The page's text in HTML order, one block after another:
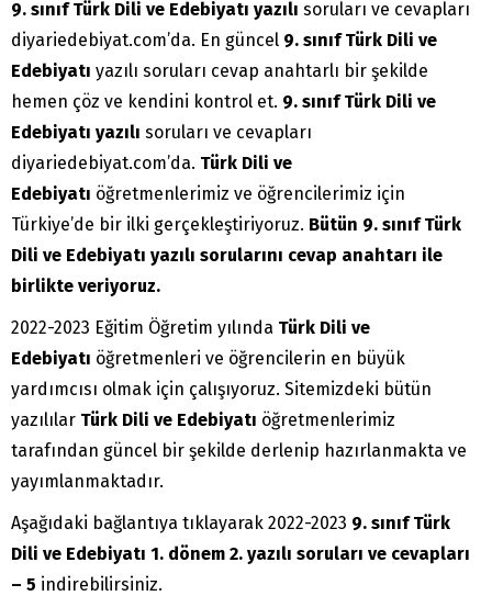
9. sınıf Türk Dili ve Edebiyatı yazılı soruları ve cevapları
diyariedebiyat.com’da. En güncel 9. sınıf Türk Dili ve
Edebiyatı yazılı soruları cevap anahtarlı bir şekilde
hemen çöz ve kendini kontrol et. 9. sınıf Türk Dili ve
Edebiyatı yazılı soruları ve cevapları
diyariedebiyat.com’da. Türk Dili ve
Edebiyatı öğretmenlerimiz ve öğrencilerimiz için
Türkiye’de bir ilki gerçekleştiriyoruz. Bütün 9. sınıf Türk
Dili ve Edebiyatı yazılı sorularını cevap anahtarı ile
birlikte veriyoruz.
2022-2023 Eğitim Öğretim yılında Türk Dili ve
Edebiyatı öğretmenleri ve öğrencilerin en büyük
yardımcısı olmak için çalışıyoruz. Sitemizdeki bütün
yazılılar Türk Dili ve Edebiyatı öğretmenlerimiz
tarafından güncel bir şekilde derlenip hazırlanmakta ve
yayımlanmaktadır.
Aşağıdaki bağlantıya tıklayarak 2022-2023 9. sınıf Türk
Dili ve Edebiyatı 1. dönem 2. yazılı soruları ve cevapları
– 5 indirebilirsiniz.